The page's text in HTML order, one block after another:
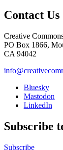
Contact Us
Creative
PO Box 1866,
CA 94042
Bluesky
Mastodon
LinkedIn
Subscribe
Subscribe